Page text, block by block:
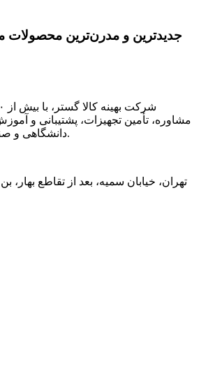
جدیدترین و مدرن‌ترین محصولات ما
مشاوره، تأمین تجهیزات، پشتیبانی و
دانشگاهی و صنعتی کشور فعالیت دارد.
تهران، خیابان سمیه، بعد از تقاطع بهار،